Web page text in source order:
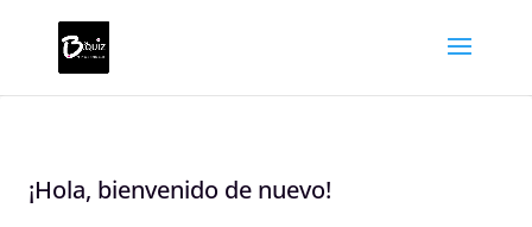
¡Hola, bienvenido de nuevo!